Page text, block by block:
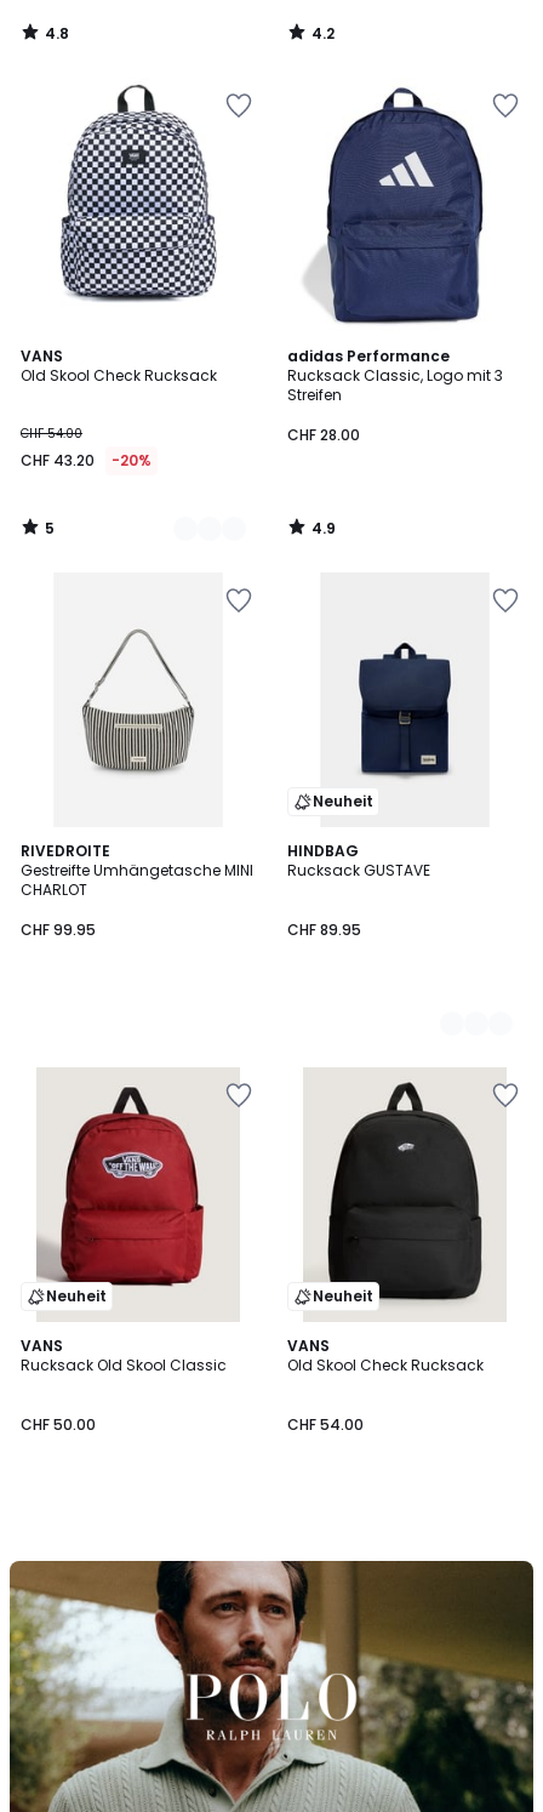
4.8
/
4.2
/
VANS
Old Skool Check Rucksack
CHF 54.00
CHF 43.20 -20%
5
/
3
Farben
5
/
adidas Performance
Rucksack Classic, Logo mit 3
Streifen
CHF 28.00
4.9
/ 5
4.9
/
RIVEDROITE
Gestreifte Umhängetasche MINI
CHARLOT
CHF 99.95
Neuheit
HINDBAG
Rucksack GUSTAVE
CHF 89.95
3
Farben
Neuheit
VANS
Rucksack Old Skool Classic
CHF 50.00
Neuheit
VANS
Old Skool Check Rucksack
CHF 54.00
Entdecken
Sie
die
Marke
Polo
Ralph
Lauren